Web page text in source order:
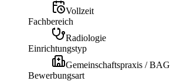
Vollzeit
Fachbereich
Radiologie
Einrichtungstyp
Gemeinschaftspraxis / BAG
Bewerbungsart